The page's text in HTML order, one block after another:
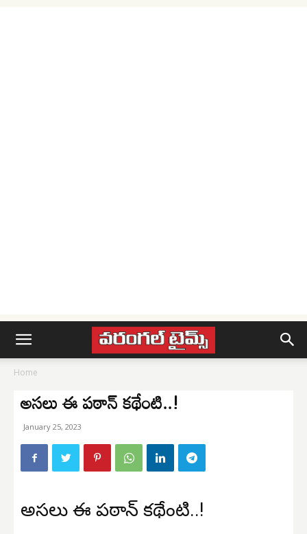
Home
అసలు ఈ పఠాన్ కథేంటి..!
January 25, 2023
అసలు ఈ పఠాన్ కథేంటి..!